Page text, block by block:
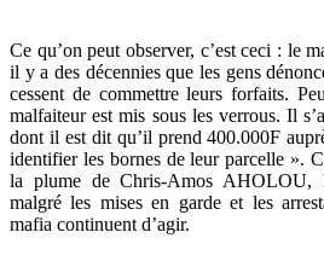
Ce qu’on peut observer, c’est ceci : le
il y a des décennies que les gens
cessent de commettre leurs forfaits.
malfaiteur est mis sous les verrous. Il
dont il est dit qu’il prend 400.000F
identifier les bornes de leur parcelle ».
la plume de Chris-Amos AHOLOU,
malgré les mises en garde et les
mafia continuent d’agir.